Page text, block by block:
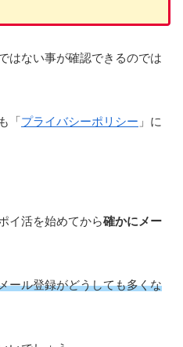
はない事が確認できるのでは
「プライバシーポリシー 」に
イ活を始めてから確かにメー
ール登録がどうしても多くな